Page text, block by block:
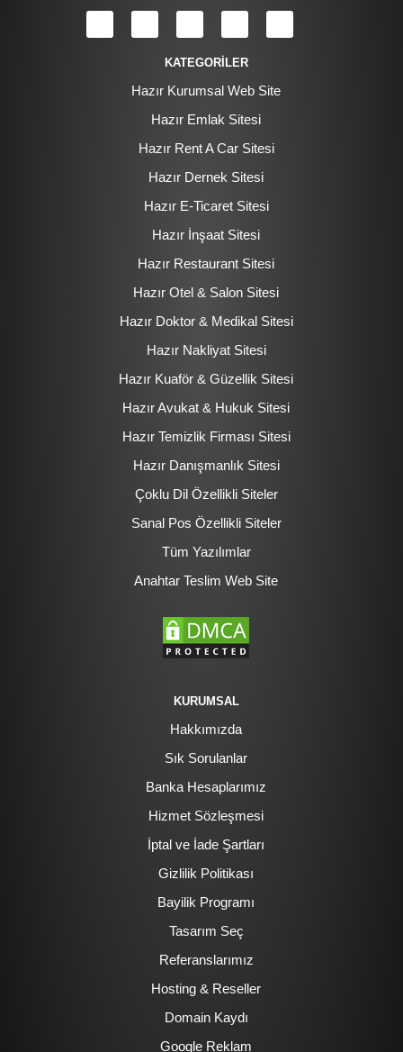
KATEGORİLER
Hazır Kurumsal Web Site
Hazır Emlak Sitesi
Hazır Rent A Car Sitesi
Hazır Dernek Sitesi
Hazır E-Ticaret Sitesi
Hazır İnşaat Sitesi
Hazır Restaurant Sitesi
Hazır Otel & Salon Sitesi
Hazır Doktor & Medikal Sitesi
Hazır Nakliyat Sitesi
Hazır Kuaför & Güzellik Sitesi
Hazır Avukat & Hukuk Sitesi
Hazır Temizlik Firması Sitesi
Hazır Danışmanlık Sitesi
Çoklu Dil Özellikli Siteler
Sanal Pos Özellikli Siteler
Tüm Yazılımlar
Anahtar Teslim Web Site
KURUMSAL
Hakkımızda
Sık Sorulanlar
Banka Hesaplarımız
Hizmet Sözleşmesi
İptal ve İade Şartları
Gizlilik Politikası
Bayilik Programı
Tasarım Seç
Referanslarımız
Hosting & Reseller
Domain Kaydı
Google Reklam